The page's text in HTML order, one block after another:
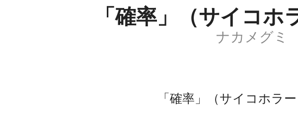
「確率」（サイコホ
ナカメグミ
「確率」（サイコホラー